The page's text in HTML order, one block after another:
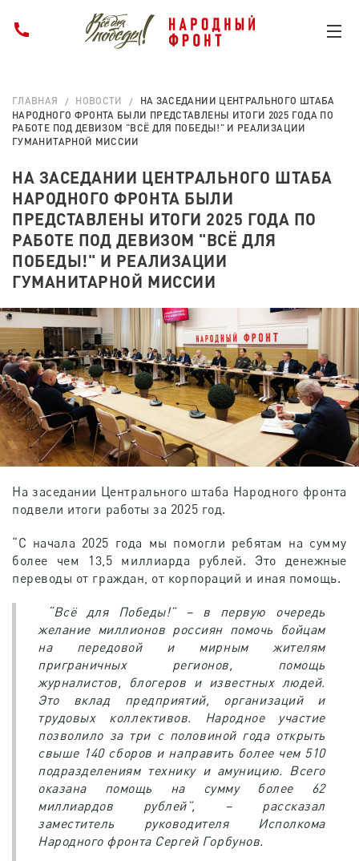
ГЛАВНАЯ НОВОСТИ
НА ЗАСЕДАНИИ ЦЕНТРАЛЬНОГО ШТАБА
НАРОДНОГО ФРОНТА БЫЛИ ПРЕДСТАВЛЕНЫ ИТОГИ 2025 ГОДА ПО
РАБОТЕ ПОД ДЕВИЗОМ "ВСЁ ДЛЯ ПОБЕДЫ!" И РЕАЛИЗАЦИИ
ГУМАНИТАРНОЙ МИССИИ
НА ЗАСЕДАНИИ ЦЕНТРАЛЬНОГО ШТАБА
НАРОДНОГО ФРОНТА БЫЛИ
ПРЕДСТАВЛЕНЫ ИТОГИ 2025 ГОДА ПО
РАБОТЕ ПОД ДЕВИЗОМ "ВСЁ ДЛЯ
ПОБЕДЫ!" И РЕАЛИЗАЦИИ
ГУМАНИТАРНОЙ МИССИИ
На заседании Центрального штаба Народного фронта
подвели итоги работы за 2025 год.
“С начала 2025 года мы помогли ребятам на сумму
более чем 13,5 миллиарда рублей. Это денежные
переводы от граждан, от корпораций и иная помощь.
“Всё для Победы!” – в первую очередь
желание миллионов россиян помочь бойцам
на передовой и мирным жителям
приграничных регионов, помощь
журналистов, блогеров и известных людей.
Это вклад предприятий, организаций и
трудовых коллективов. Народное участие
позволило за три с половиной года открыть
свыше 140 сборов и направить более чем 510
подразделениям технику и амуницию. Всего
оказана помощь на сумму более 62
миллиардов рублей”, – рассказал
заместитель руководителя Исполкома
Народного фронта Сергей Горбунов.